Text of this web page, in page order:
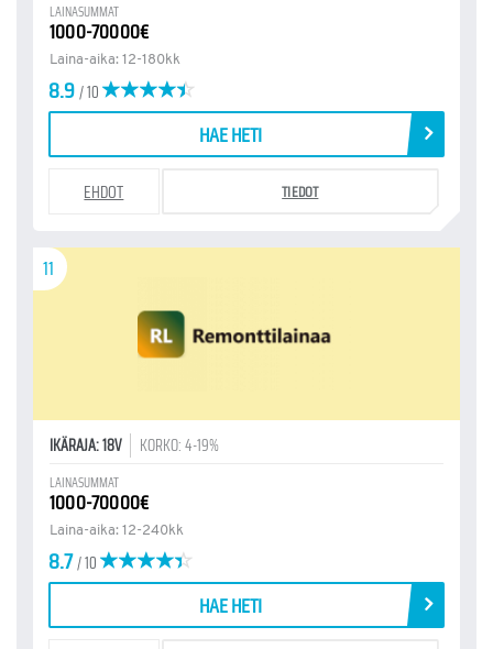
LAINASUMMAT
1000-70000€
Laina-aika: 12-180kk
8.9/ 10
HAE HETI
EHDOT TIEDOT
11
IKÄRAJA: 18V KORKO: 4-19%
LAINASUMMAT
1000-70000€
Laina-aika: 12-240kk
8.7/ 10
HAE HETI